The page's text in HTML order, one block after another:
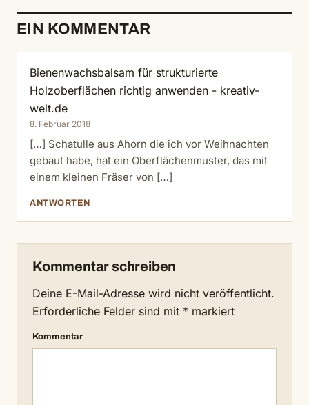
EIN KOMMENTAR
Bienenwachsbalsam für strukturierte
Holzoberflächen richtig anwenden - kreativ-
welt.de
8. Februar 2018
[…] Schatulle aus Ahorn die ich vor Weihnachten
gebaut habe, hat ein Oberflächenmuster, das mit
einem kleinen Fräser von […]
ANTWORTEN
Kommentar schreiben
Deine E-Mail-Adresse wird nicht veröffentlicht.
Erforderliche Felder sind mit * markiert
Kommentar